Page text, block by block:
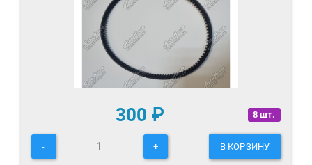
8 шт.
300 ₽
- + В КОРЗИНУ